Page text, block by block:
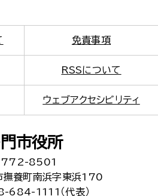
免責事項
RSSについて
ウェブアクセシビリティ
市役所
772-8501
撫養町南浜字東浜170
1111（代表）